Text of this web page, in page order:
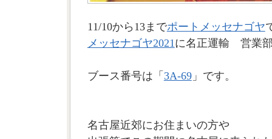
11/10から13までポートメッセナゴヤ
メッセナゴヤ2021 に名正運輸 営業
ブース番号は「 3A-69」です。
名古屋近郊にお住まいの方や